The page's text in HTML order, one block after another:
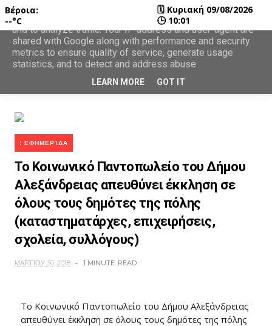
: ΕΦΗΜΕΡΊΔΑ
Το Κοινωνικό Παντοπωλείο του Δήμου
Αλεξάνδρειας απευθύνει έκκληση σε
όλους τους δημότες της πόλης
(καταστηματάρχες, επιχειρήσεις,
σχολεία, συλλόγους)
ΜΑΡΤΊΟΥ 30, 2018 1 MINUTE READ
Το Κοινωνικό Παντοπωλείο του Δήμου Αλεξάνδρειας
απευθύνει έκκληση σε όλους τους δημότες της πόλης
Βέροια:
--°C
🗓 Κυριακή 09/08/2026
🕒 10:01
This site uses cookies from Google to deliver its services
and to analyze traffic. Your IP address and user-agent are
shared with Google along with performance and security
metrics to ensure quality of service, generate usage
statistics, and to detect and address abuse.
LEARN MORE GOT IT